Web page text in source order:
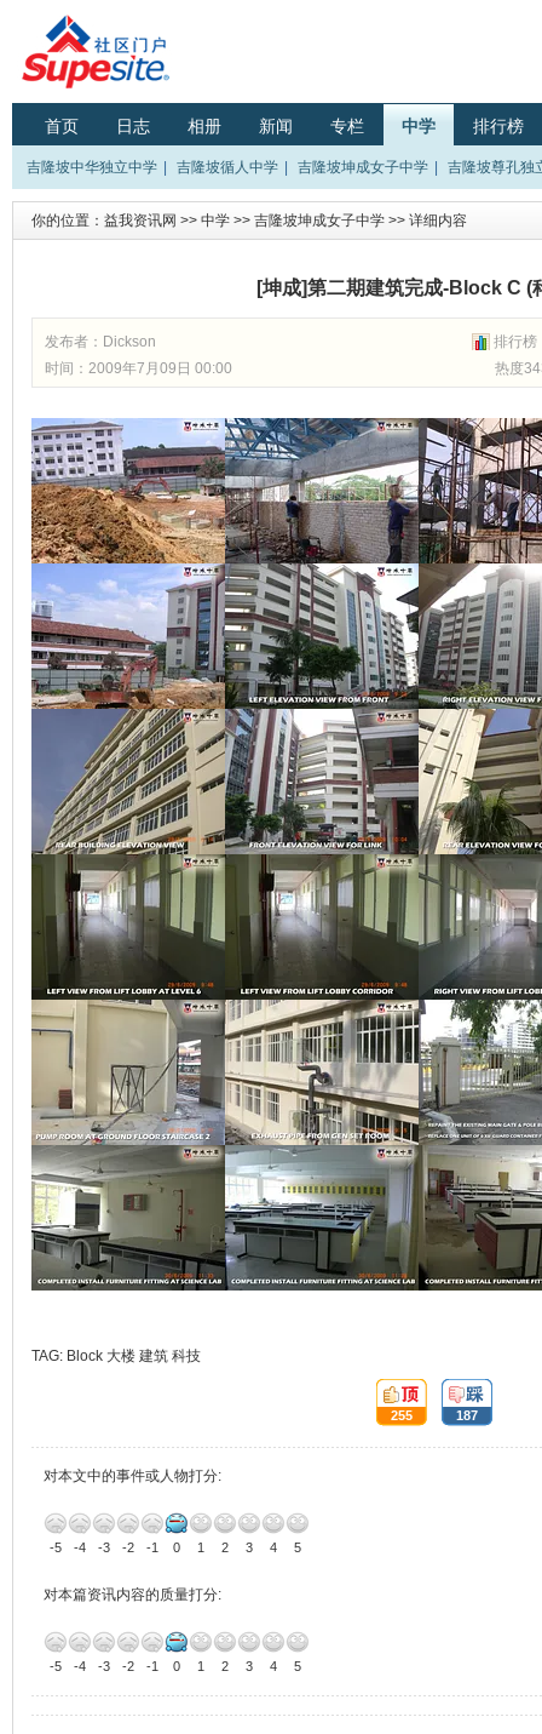
首页 日志 相册 新闻 专栏 中学 排行榜
吉隆坡中华独立中学 吉隆坡循人中学 吉隆坡坤成女子中学 吉隆坡尊孔独
你的位置： 益我资讯网 >> 中学 >> 吉隆坡坤成女子中学 >> 详细内容
[坤成]第二期建筑完成-Block C (
排行榜
发布者： Dickson
热度
时间：2009年7月09日 00:00
TAG: Block 大楼 建筑 科技
顶:
255
踩:
187
对本文中的事件或人物打分:
-5 -4 -3 -2 -1 0 1 2 3 4 5
对本篇资讯内容的质量打分:
-5 -4 -3 -2 -1 0 1 2 3 4 5